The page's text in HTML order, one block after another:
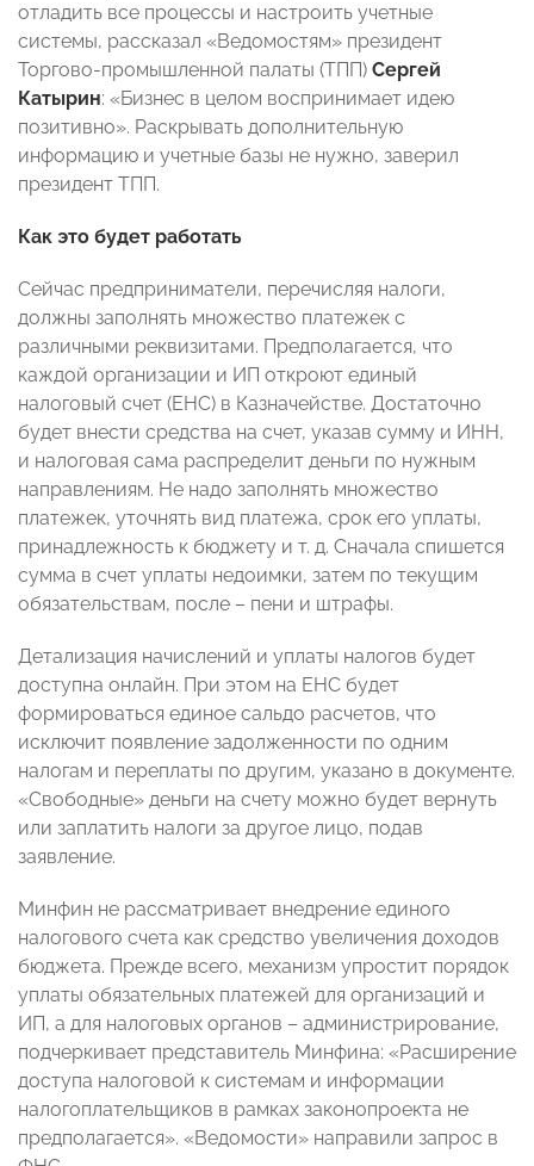
отладить все процессы и настроить учетные
системы, рассказал «Ведомостям» президент
Торгово-промышленной палаты (ТПП) Сергей
Катырин: «Бизнес в целом воспринимает идею
позитивно». Раскрывать дополнительную
информацию и учетные базы не нужно, заверил
президент ТПП.
Как это будет работать
Сейчас предприниматели, перечисляя налоги,
должны заполнять множество платежек с
различными реквизитами. Предполагается, что
каждой организации и ИП откроют единый
налоговый счет (ЕНС) в Казначействе. Достаточно
будет внести средства на счет, указав сумму и ИНН,
и налоговая сама распределит деньги по нужным
направлениям. Не надо заполнять множество
платежек, уточнять вид платежа, срок его уплаты,
принадлежность к бюджету и т. д. Сначала спишется
сумма в счет уплаты недоимки, затем по текущим
обязательствам, после – пени и штрафы.
Детализация начислений и уплаты налогов будет
доступна онлайн. При этом на ЕНС будет
формироваться единое сальдо расчетов, что
исключит появление задолженности по одним
налогам и переплаты по другим, указано в документе.
«Свободные» деньги на счету можно будет вернуть
или заплатить налоги за другое лицо, подав
заявление.
Минфин не рассматривает внедрение единого
налогового счета как средство увеличения доходов
бюджета. Прежде всего, механизм упростит порядок
уплаты обязательных платежей для организаций и
ИП, а для налоговых органов – администрирование,
подчеркивает представитель Минфина: «Расширение
доступа налоговой к системам и информации
налогоплательщиков в рамках законопроекта не
предполагается». «Ведомости» направили запрос в